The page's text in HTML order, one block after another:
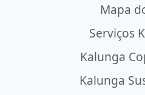
Mapa
Serviços
Kalunga
Kalunga